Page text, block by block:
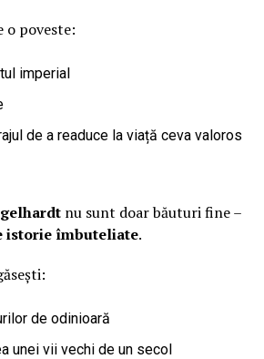
o poveste:
imperial
de a readuce la viață ceva valoros
nu sunt doar băuturi fine –
istorie îmbuteliate.
de odinioară
unei vii vechi de un secol